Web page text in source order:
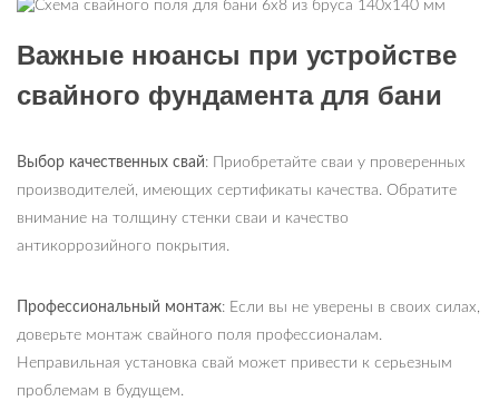
Важные нюансы при устройстве
свайного фундамента для бани
Выбор качественных свай: Приобретайте сваи у проверенных
производителей, имеющих сертификаты качества. Обратите
внимание на толщину стенки сваи и качество
антикоррозийного покрытия.
Профессиональный монтаж: Если вы не уверены в своих силах,
доверьте монтаж свайного поля профессионалам.
Неправильная установка свай может привести к серьезным
проблемам в будущем.